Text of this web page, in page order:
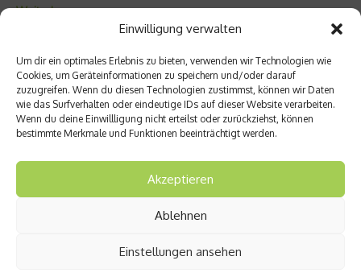
Einwilligung verwalten
Um dir ein optimales Erlebnis zu bieten, verwenden wir Technologien wie
Cookies, um Geräteinformationen zu speichern und/oder darauf
zuzugreifen. Wenn du diesen Technologien zustimmst, können wir Daten
wie das Surfverhalten oder eindeutige IDs auf dieser Website verarbeiten.
Wenn du deine Einwillligung nicht erteilst oder zurückziehst, können
bestimmte Merkmale und Funktionen beeinträchtigt werden.
Akzeptieren
Ablehnen
Einstellungen ansehen
Weiterlesen